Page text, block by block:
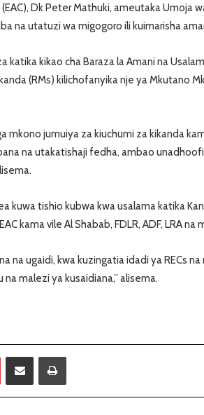
Dk Peter Mathuki, ameutaka Umoja
na utatuzi wa migogoro ili kuimarisha
kikao cha Baraza la Amani na
(RMs) kilichofanyika nje ya Mkutano
mkono jumuiya za kiuchumi za kikanda
na utakatishaji fedha, ambao
kuwa tishio kubwa kwa usalama katika
kama vile Al Shabab, FDLR, ADF, LRA na
na ugaidi, kwa kuzingatia idadi ya RECs
malezi ya kusaidiana,” alisema.
Sambaza kupitia barua pepe